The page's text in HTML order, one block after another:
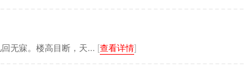
无寐。楼高目断，天... [查看详情]